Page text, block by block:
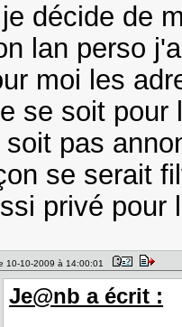
décide de
lan perso
moi les
se soit pour
soit pas
se serait
privé pour
10-10-2009 à 14:00:01
Je@nb a écrit :